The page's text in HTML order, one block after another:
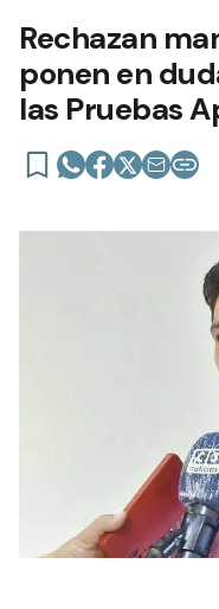
Rechazan
ponen en
las Pruebas